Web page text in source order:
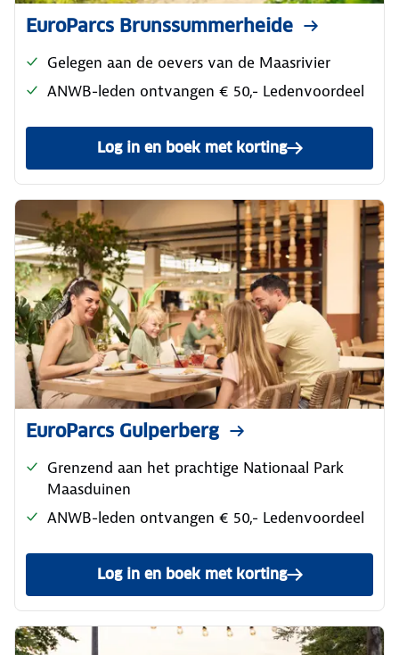
EuroParcs Brunssummerheide
Gelegen aan de oevers van de Maasrivier
ANWB-leden ontvangen € 50,- Ledenvoordeel
Log in en boek met korting
EuroParcs Gulperberg
Grenzend aan het prachtige Nationaal Park
Maasduinen
ANWB-leden ontvangen € 50,- Ledenvoordeel
Log in en boek met korting